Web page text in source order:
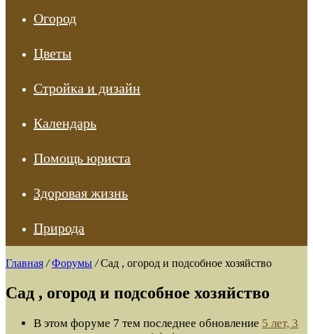
Огород
Цветы
Стройка и дизайн
Календарь
Помощь юриста
Здоровая жизнь
Природа
Главная / Форумы / Сад , огород и подсобное хозяйство
Сад , огород и подсобное хозяйство
В этом форуме 7 тем последнее обновление 5 лет, 3